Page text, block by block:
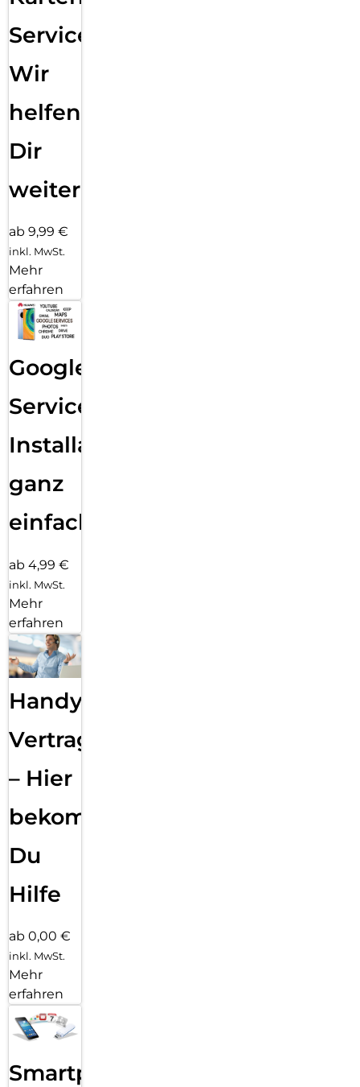
Service:
Wir
helfen
Dir
weiter
ab 9,99 €
inkl. MwSt.
Mehr
erfahren
Google
Services
Installation
ganz
einfach
ab 4,99 €
inkl. MwSt.
Mehr
erfahren
Handy
Vertragsabwicklung
– Hier
bekommst
Du
Hilfe
ab 0,00 €
inkl. MwSt.
Mehr
erfahren
Smartphone